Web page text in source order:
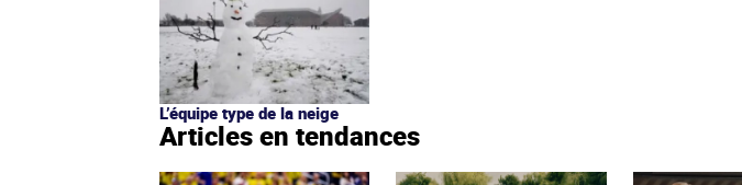
L’équipe type de la neige
Articles en tendances